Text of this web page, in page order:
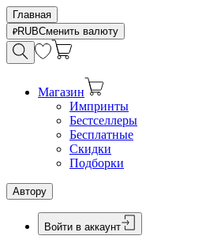
Главная
RUBСменить валюту
Магазин
Импринты
Бестселлеры
Бесплатные
Скидки
Подборки
Автору
Войти в аккаунт